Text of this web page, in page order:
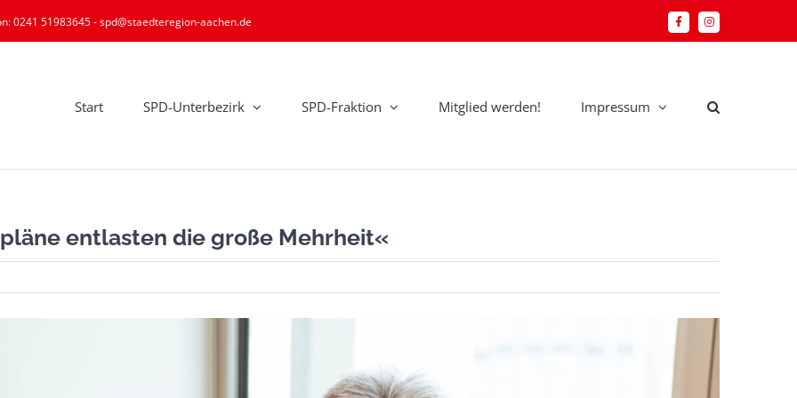
0241 51983645 - spd@staedteregion-aachen.de FacebookInstagram
Start SPD-Unterbezirk SPD-Fraktion Mitglied werden! Impressum
entlasten die große Mehrheit«